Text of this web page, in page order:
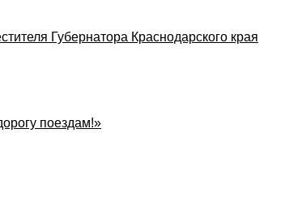
Губернатора Краснодарского края
поездам!»